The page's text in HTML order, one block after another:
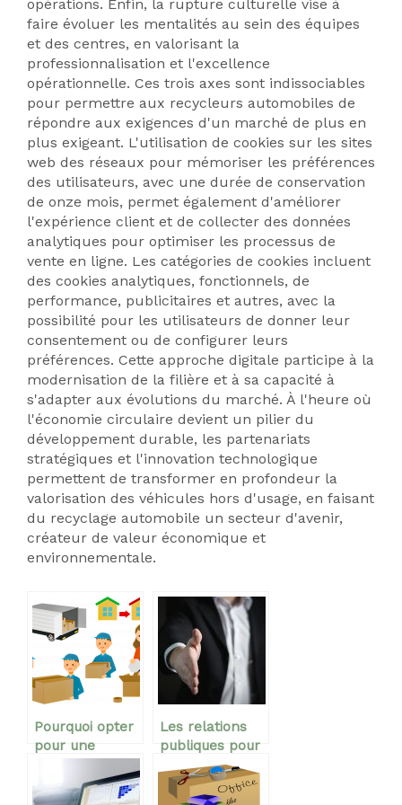
opérations. Enfin, la rupture culturelle vise à
faire évoluer les mentalités au sein des équipes
et des centres, en valorisant la
professionnalisation et l'excellence
opérationnelle. Ces trois axes sont indissociables
pour permettre aux recycleurs automobiles de
répondre aux exigences d'un marché de plus en
plus exigeant. L'utilisation de cookies sur les sites
web des réseaux pour mémoriser les préférences
des utilisateurs, avec une durée de conservation
de onze mois, permet également d'améliorer
l'expérience client et de collecter des données
analytiques pour optimiser les processus de
vente en ligne. Les catégories de cookies incluent
des cookies analytiques, fonctionnels, de
performance, publicitaires et autres, avec la
possibilité pour les utilisateurs de donner leur
consentement ou de configurer leurs
préférences. Cette approche digitale participe à la
modernisation de la filière et à sa capacité à
s'adapter aux évolutions du marché. À l'heure où
l'économie circulaire devient un pilier du
développement durable, les partenariats
stratégiques et l'innovation technologique
permettent de transformer en profondeur la
valorisation des véhicules hors d'usage, en faisant
du recyclage automobile un secteur d'avenir,
créateur de valeur économique et
environnementale.
Pourquoi opter
pour une
déménagement?
Les relations
publiques pour
positionnement